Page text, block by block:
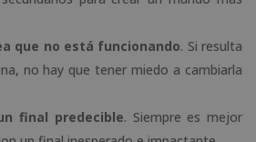
que no está funcionando. Si resulta
no hay que tener miedo a cambiarla
final predecible. Siempre es mejor